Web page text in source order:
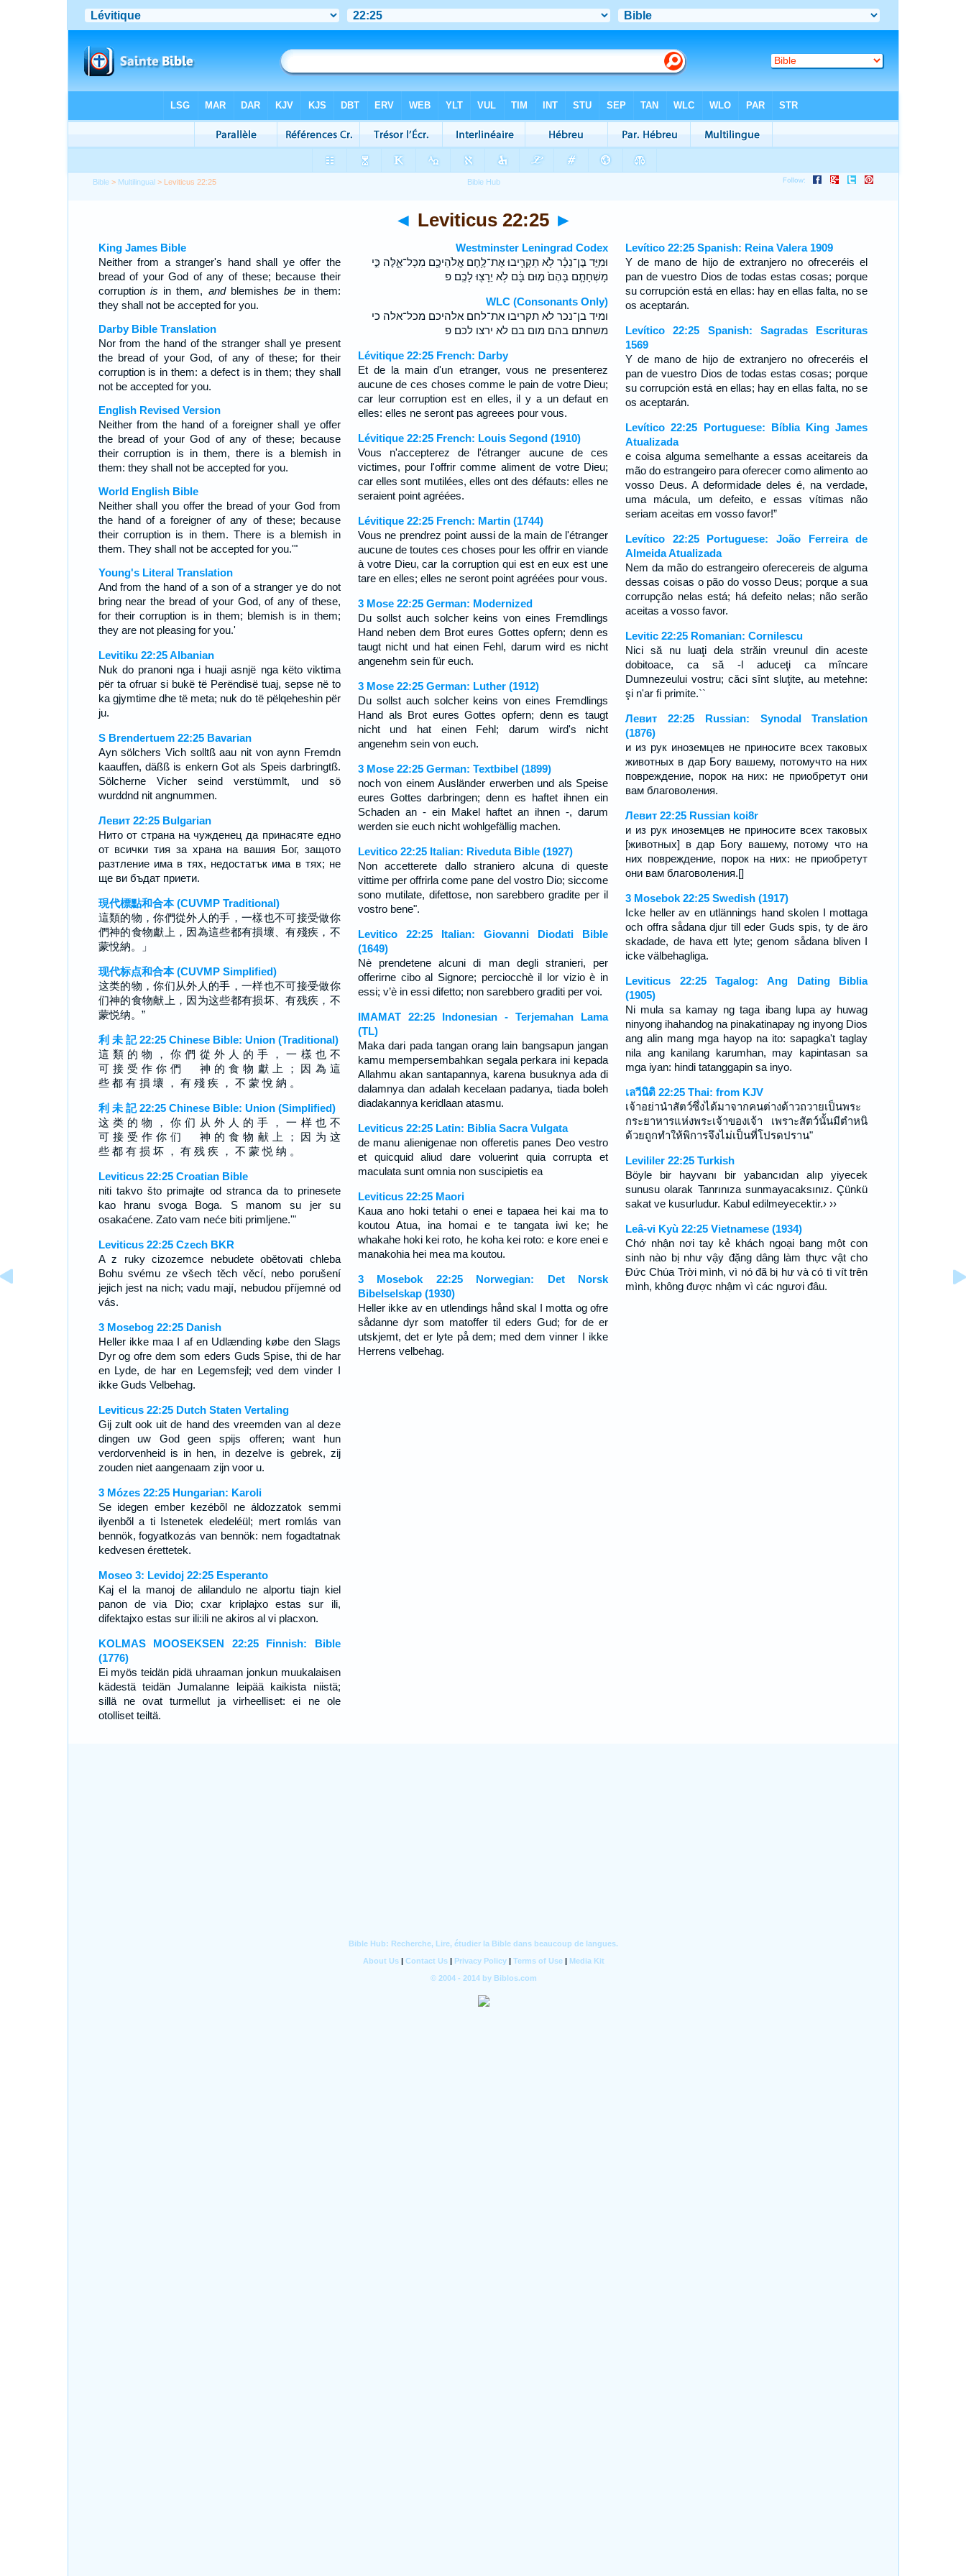
Bible > Multilingual > Leviticus 22:25
◄ Leviticus 22:25 ►
King James Bible
Neither from a stranger's hand shall ye offer the
bread of your God of any of these; because their
corruption is in them, andblemishesbe in them:
they shall not be accepted for you.
Darby Bible Translation
Nor from the hand of the stranger shall ye present
the bread of your God, of any of these; for their
corruption is in them: a defect is in them; they shall
not be accepted for you.
English Revised Version
Neither from the hand of a foreigner shall ye offer
the bread of your God of any of these; because
their corruption is in them, there is a blemish in
them: they shall not be accepted for you.
World English Bible
Neither shall you offer the bread of your God from
the hand of a foreigner of any of these; because
their corruption is in them. There is a blemish in
them. They shall not be accepted for you.'"
Young's Literal Translation
And from the hand of a son of a stranger ye do not
bring near the bread of your God, of any of these,
for their corruption is in them; blemish is in them;
they are not pleasing for you.'
Levitiku 22:25 Albanian
Nuk do pranoni nga i huaji asnjë nga këto viktima
për ta ofruar si bukë të Perëndisë tuaj, sepse në to
ka gjymtime dhe të meta; nuk do të pëlqeheshin për
ju.
S Brendertuem 22:25 Bavarian
Ayn sölchers Vich solltß aau nit von aynn Fremdn
kaauffen, däßß is enkern Got als Speis darbringtß.
Sölcherne Vicher seind verstümmlt, und sö
wurddnd nit angnummen.
Левит 22:25 Bulgarian
Нито от страна на чужденец да принасяте едно
от всички тия за храна на вашия Бог, защото
разтление има в тях, недостатък има в тях; не
ще ви бъдат приети.
現代標點和合本 (CUVMP Traditional)
這類的物，你們從外人的手，一樣也不可接受做你
們神的食物獻上，因為這些都有損壞、有殘疾，不
蒙悅納。」
现代标点和合本 (CUVMP Simplified)
这类的物，你们从外人的手，一样也不可接受做你
们神的食物献上，因为这些都有损坏、有残疾，不
蒙悦纳。”
利 未 記 22:25 Chinese Bible: Union (Traditional)
這 類 的 物 ， 你 們 從 外 人 的 手 ， 一 樣 也 不
可 接 受 作 你 們 神 的 食 物 獻 上 ； 因 為 這
些 都 有 損 壞 ， 有 殘 疾 ， 不 蒙 悅 納 。
利 未 記 22:25 Chinese Bible: Union (Simplified)
这 类 的 物 ， 你 们 从 外 人 的 手 ， 一 样 也 不
可 接 受 作 你 们 神 的 食 物 献 上 ； 因 为 这
些 都 有 损 坏 ， 有 残 疾 ， 不 蒙 悦 纳 。
Leviticus 22:25 Croatian Bible
niti takvo što primajte od stranca da to prinesete
kao hranu svoga Boga. S manom su jer su
osakaćene. Zato vam neće biti primljene.'"
Leviticus 22:25 Czech BKR
A z ruky cizozemce nebudete obětovati chleba
Bohu svému ze všech těch věcí, nebo porušení
jejich jest na nich; vadu mají, nebudou příjemné od
vás.
3 Mosebog 22:25 Danish
Heller ikke maa I af en Udlænding købe den Slags
Dyr og ofre dem som eders Guds Spise, thi de har
en Lyde, de har en Legemsfejl; ved dem vinder I
ikke Guds Velbehag.
Leviticus 22:25 Dutch Staten Vertaling
Gij zult ook uit de hand des vreemden van al deze
dingen uw God geen spijs offeren; want hun
verdorvenheid is in hen, in dezelve is gebrek, zij
zouden niet aangenaam zijn voor u.
3 Mózes 22:25 Hungarian: Karoli
Se idegen ember kezébõl ne áldozzatok semmi
ilyenbõl a ti Istenetek eledeléül; mert romlás van
bennök, fogyatkozás van bennök: nem fogadtatnak
kedvesen érettetek.
Moseo 3: Levidoj 22:25 Esperanto
Kaj el la manoj de alilandulo ne alportu tiajn kiel
panon de via Dio; cxar kriplajxo estas sur ili,
difektajxo estas sur ili:ili ne akiros al vi placxon.
KOLMAS MOOSEKSEN 22:25 Finnish: Bible
(1776)
Ei myös teidän pidä uhraaman jonkun muukalaisen
kädestä teidän Jumalanne leipää kaikista niistä;
sillä ne ovat turmellut ja virheelliset: ei ne ole
otolliset teiltä.
Westminster Leningrad Codex
וּמִיַּ֣ד בֶּן־נֵכָ֗ר לֹ֥א תַקְרִ֛יבוּ אֶת־לֶ֥חֶם אֱלֹהֵיכֶ֖ם מִכָּל־אֵ֑לֶּה כִּ֣י
מָשְׁחָתָ֤ם בָּהֶם֙ מ֣וּם בָּ֔ם לֹ֥א יֵרָצ֖וּ לָכֶֽם׃ פ
WLC (Consonants Only)
ומיד בן־נכר לא תקריבו את־לחם אלהיכם מכל־אלה כי
משחתם בהם מום בם לא ירצו לכם׃ פ
Lévitique 22:25 French: Darby
Et de la main d'un etranger, vous ne presenterez
aucune de ces choses comme le pain de votre Dieu;
car leur corruption est en elles, il y a un defaut en
elles: elles ne seront pas agreees pour vous.
Lévitique 22:25 French: Louis Segond (1910)
Vous n'accepterez de l'étranger aucune de ces
victimes, pour l'offrir comme aliment de votre Dieu;
car elles sont mutilées, elles ont des défauts: elles ne
seraient point agréées.
Lévitique 22:25 French: Martin (1744)
Vous ne prendrez point aussi de la main de l'étranger
aucune de toutes ces choses pour les offrir en viande
à votre Dieu, car la corruption qui est en eux est une
tare en elles; elles ne seront point agréées pour vous.
3 Mose 22:25 German: Modernized
Du sollst auch solcher keins von eines Fremdlings
Hand neben dem Brot eures Gottes opfern; denn es
taugt nicht und hat einen Fehl, darum wird es nicht
angenehm sein für euch.
3 Mose 22:25 German: Luther (1912)
Du sollst auch solcher keins von eines Fremdlings
Hand als Brot eures Gottes opfern; denn es taugt
nicht und hat einen Fehl; darum wird's nicht
angenehm sein von euch.
3 Mose 22:25 German: Textbibel (1899)
noch von einem Ausländer erwerben und als Speise
eures Gottes darbringen; denn es haftet ihnen ein
Schaden an - ein Makel haftet an ihnen -, darum
werden sie euch nicht wohlgefällig machen.
Levitico 22:25 Italian: Riveduta Bible (1927)
Non accetterete dallo straniero alcuna di queste
vittime per offrirla come pane del vostro Dio; siccome
sono mutilate, difettose, non sarebbero gradite per il
vostro bene".
Levitico 22:25 Italian: Giovanni Diodati Bible
(1649)
Nè prendetene alcuni di man degli stranieri, per
offerirne cibo al Signore; perciocchè il lor vizio è in
essi; v’è in essi difetto; non sarebbero graditi per voi.
IMAMAT 22:25 Indonesian - Terjemahan Lama
(TL)
Maka dari pada tangan orang lain bangsapun jangan
kamu mempersembahkan segala perkara ini kepada
Allahmu akan santapannya, karena busuknya ada di
dalamnya dan adalah kecelaan padanya, tiada boleh
diadakannya keridlaan atasmu.
Leviticus 22:25 Latin: Biblia Sacra Vulgata
de manu alienigenae non offeretis panes Deo vestro
et quicquid aliud dare voluerint quia corrupta et
maculata sunt omnia non suscipietis ea
Leviticus 22:25 Maori
Kaua ano hoki tetahi o enei e tapaea hei kai ma to
koutou Atua, ina homai e te tangata iwi ke; he
whakahe hoki kei roto, he koha kei roto: e kore enei e
manakohia hei mea ma koutou.
3 Mosebok 22:25 Norwegian: Det Norsk
Bibelselskap (1930)
Heller ikke av en utlendings hånd skal I motta og ofre
sådanne dyr som matoffer til eders Gud; for de er
utskjemt, det er lyte på dem; med dem vinner I ikke
Herrens velbehag.
Levítico 22:25 Spanish: Reina Valera 1909
Y de mano de hijo de extranjero no ofreceréis el
pan de vuestro Dios de todas estas cosas; porque
su corrupción está en ellas: hay en ellas falta, no se
os aceptarán.
Levítico 22:25 Spanish: Sagradas Escrituras
1569
Y de mano de hijo de extranjero no ofreceréis el
pan de vuestro Dios de todas estas cosas; porque
su corrupción está en ellas; hay en ellas falta, no se
os aceptarán.
Levítico 22:25 Portuguese: Bíblia King James
Atualizada
e coisa alguma semelhante a essas aceitareis da
mão do estrangeiro para oferecer como alimento ao
vosso Deus. A deformidade deles é, na verdade,
uma mácula, um defeito, e essas vítimas não
seriam aceitas em vosso favor!”
Levítico 22:25 Portuguese: João Ferreira de
Almeida Atualizada
Nem da mão do estrangeiro oferecereis de alguma
dessas coisas o pão do vosso Deus; porque a sua
corrupção nelas está; há defeito nelas; não serão
aceitas a vosso favor.
Levitic 22:25 Romanian: Cornilescu
Nici să nu luaţi dela străin vreunul din aceste
dobitoace, ca să -l aduceţi ca mîncare
Dumnezeului vostru; căci sînt sluţite, au metehne:
şi n'ar fi primite.``
Левит 22:25 Russian: Synodal Translation
(1876)
и из рук иноземцев не приносите всех таковых
животных в дар Богу вашему, потомучто на них
повреждение, порок на них: не приобретут они
вам благоволения.
Левит 22:25 Russian koi8r
и из рук иноземцев не приносите всех таковых
[животных] в дар Богу вашему, потому что на
них повреждение, порок на них: не приобретут
они вам благоволения.[]
3 Mosebok 22:25 Swedish (1917)
Icke heller av en utlännings hand skolen I mottaga
och offra sådana djur till eder Guds spis, ty de äro
skadade, de hava ett lyte; genom sådana bliven I
icke välbehagliga.
Leviticus 22:25 Tagalog: Ang Dating Biblia
(1905)
Ni mula sa kamay ng taga ibang lupa ay huwag
ninyong ihahandog na pinakatinapay ng inyong Dios
ang alin mang mga hayop na ito: sapagka't taglay
nila ang kanilang karumhan, may kapintasan sa
mga iyan: hindi tatanggapin sa inyo.
เลวีนิติ 22:25 Thai: from KJV
เจ้าอย่านำสัตว์ซึ่งได้มาจากคนต่างด้าวถวายเป็นพระ
กระยาหารแห่งพระเจ้าของเจ้า เพราะสัตว์นั้นมีตำหนิ
ด้วยถูกทำให้พิการจึงไม่เป็นที่โปรดปราน"
Levililer 22:25 Turkish
Böyle bir hayvanı bir yabancıdan alıp yiyecek
sunusu olarak Tanrınıza sunmayacaksınız. Çünkü
sakat ve kusurludur. Kabul edilmeyecektir.› ››
Leâ-vi Kyù 22:25 Vietnamese (1934)
Chớ nhận nơi tay kẻ khách ngoại bang một con
sinh nào bị như vậy đặng dâng làm thực vật cho
Ðức Chúa Trời mình, vì nó đã bị hư và có tì vít trên
mình, không được nhậm vì các ngươi đâu.